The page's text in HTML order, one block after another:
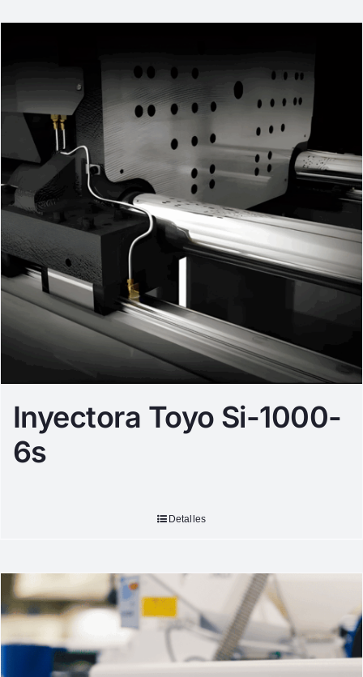
Inyectora Toyo Si-1000-
6s
Detalles